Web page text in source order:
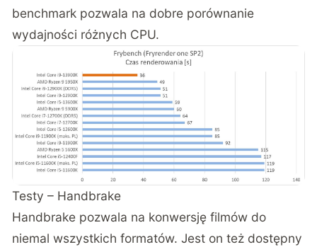
benchmark pozwala na dobre porównanie
wydajności różnych CPU.
Testy – Handbrake
Handbrake pozwala na konwersję filmów do
niemal wszystkich formatów. Jest on też dostępny